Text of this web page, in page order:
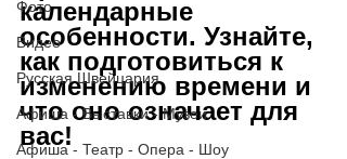
Фото
Видео
Русская Швейцария
Афиша - Выставки - Музеи
Афиша - Театр - Опера - Шоу
календарные
особенности. Узнайте,
как подготовиться к
изменению времени и
что оно означает для
вас!